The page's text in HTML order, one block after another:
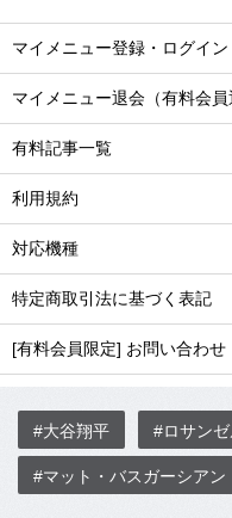
マイメニュー登録・ログイン
マイメニュー退会（有料会員
有料記事一覧
利用規約
対応機種
特定商取引法に基づく表記
[有料会員限定] お問い合わせ
#大谷翔平 #ロサン
#マット・バスガーシアン